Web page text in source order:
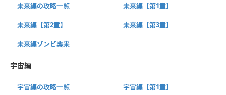
未来編の攻略一覧 未来編【第1章】
未来編【第2章】 未来編【第3章】
未来編ゾンビ襲来
宇宙編
宇宙編の攻略一覧 宇宙編【第1章】